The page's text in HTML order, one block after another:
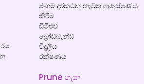
ජංගම දුරකථන නැවත ආරෝපණය
කිරීම
ඩීටීඑච්
බ්‍රෝඩ්බෑන්ඩ්
විදුලිය
රක්ෂණය
Prune ගැන